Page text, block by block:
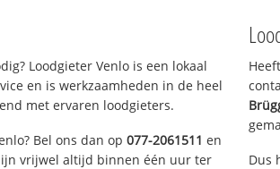
Loodgieter Venlo is een lokaal
en is werkzaamheden in de heel
met ervaren loodgieters.
Bel ons dan op077-2061511 en
vrijwel altijd binnen één uur ter
Dus